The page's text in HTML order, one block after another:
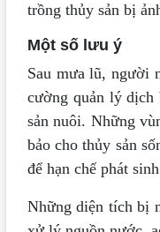
trồng thủy sản bị
Một số lưu ý
Sau mưa lũ, người
cường quản lý
sản nuôi. Những
bảo cho thủy sản
để hạn chế phát
Những diện tích bị